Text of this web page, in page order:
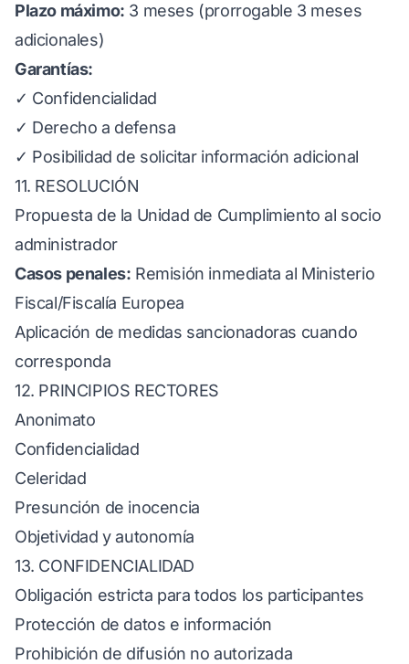
Plazo máximo: 3 meses (prorrogable 3 meses
adicionales)
Garantías:
✓ Confidencialidad
✓ Derecho a defensa
✓ Posibilidad de solicitar información adicional
11. RESOLUCIÓN
Propuesta de la Unidad de Cumplimiento al socio
administrador
Casos penales: Remisión inmediata al Ministerio
Fiscal/Fiscalía Europea
Aplicación de medidas sancionadoras cuando
corresponda
12. PRINCIPIOS RECTORES
Anonimato
Confidencialidad
Celeridad
Presunción de inocencia
Objetividad y autonomía
13. CONFIDENCIALIDAD
Obligación estricta para todos los participantes
Protección de datos e información
Prohibición de difusión no autorizada